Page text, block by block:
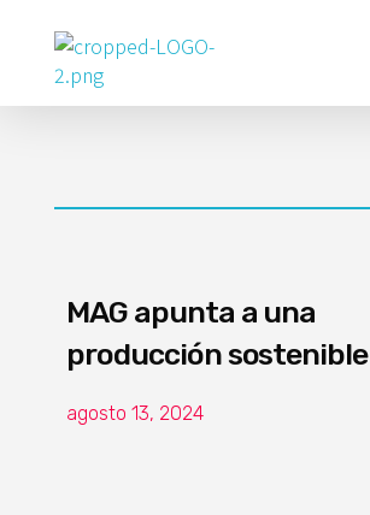
Poder Agropecuario
MAG apunta a una
producción sostenible
agosto 13, 2024